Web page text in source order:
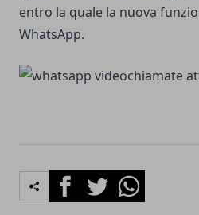
entro la quale la nuova
WhatsApp.
FacebookTwitterWhatsapp